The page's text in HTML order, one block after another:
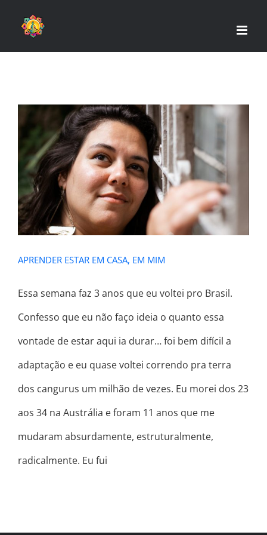
APRENDER ESTAR EM CASA, EM MIM
APRENDER ESTAR EM CASA, EM MIM
Essa semana faz 3 anos que eu voltei pro Brasil.
Confesso que eu não faço ideia o quanto essa
vontade de estar aqui ia durar… foi bem difícil a
adaptação e eu quase voltei correndo pra terra
dos cangurus um milhão de vezes. Eu morei dos 23
aos 34 na Austrália e foram 11 anos que me
mudaram absurdamente, estruturalmente,
radicalmente. Eu fui